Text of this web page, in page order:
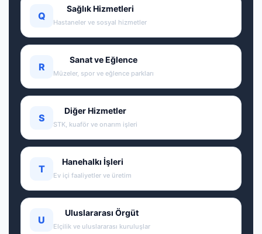
Q
Sağlık Hizmetleri
Hastaneler ve sosyal hizmetler
R
Sanat ve Eğlence
Müzeler, spor ve eğlence parkları
S
Diğer Hizmetler
STK, kuaför ve onarım işleri
T
Hanehalkı İşleri
Ev içi faaliyetler ve üretim
U
Uluslararası Örgüt
Elçilik ve uluslararası kuruluşlar